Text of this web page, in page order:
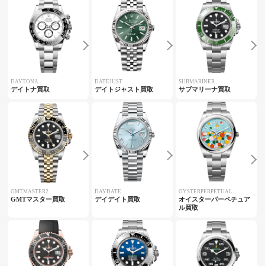
DAYTONA
デイトナ買取
DATEJUST
デイトジャスト買取
SUBMARINER
サブマリーナ買取
GMTMASTER2
GMTマスター買取
DAYDATE
デイデイト買取
OYSTERPERPETUAL
オイスターパーペチュア
ル買取